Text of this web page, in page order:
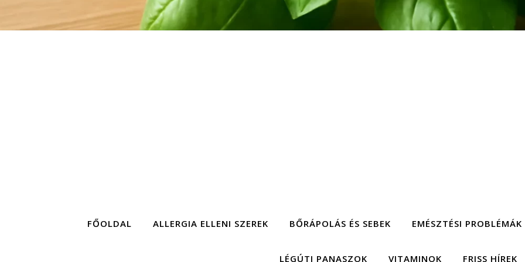
FŐOLDAL ALLERGIA ELLENI SZEREK BŐRÁPOLÁS ÉS SEBEK EMÉSZTÉSI PROBLÉMÁK
LÉGÚTI PANASZOK VITAMINOK FRISS HÍREK